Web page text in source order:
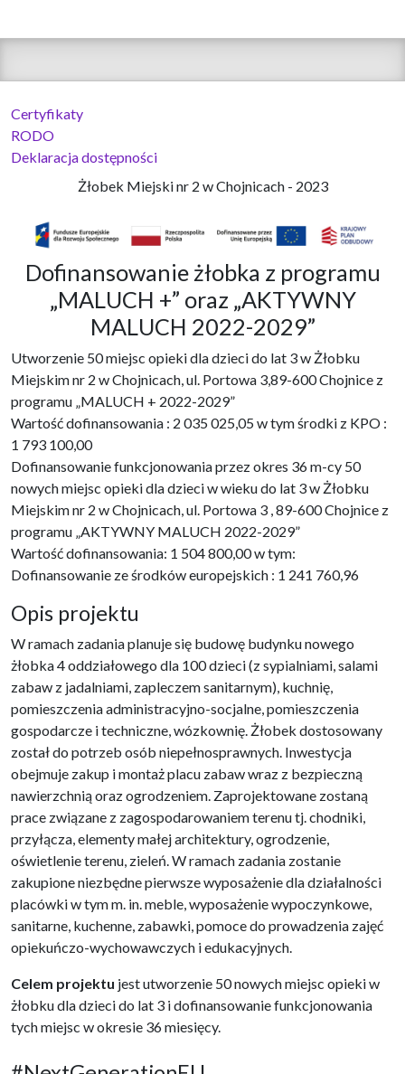
Certyfikaty
RODO
Deklaracja dostępności
Żłobek Miejski nr 2 w Chojnicach - 2023
Dofinansowanie żłobka z programu
„MALUCH +” oraz „AKTYWNY
MALUCH 2022-2029”
Utworzenie 50 miejsc opieki dla dzieci do lat 3 w Żłobku
Miejskim nr 2 w Chojnicach, ul. Portowa 3,89-600 Chojnice z
programu „MALUCH + 2022-2029”
Wartość dofinansowania : 2 035 025,05 w tym środki z KPO :
1 793 100,00
Dofinansowanie funkcjonowania przez okres 36 m-cy 50
nowych miejsc opieki dla dzieci w wieku do lat 3 w Żłobku
Miejskim nr 2 w Chojnicach, ul. Portowa 3 , 89-600 Chojnice z
programu „AKTYWNY MALUCH 2022-2029”
Wartość dofinansowania: 1 504 800,00 w tym:
Dofinansowanie ze środków europejskich : 1 241 760,96
Opis projektu
W ramach zadania planuje się budowę budynku nowego
żłobka 4 oddziałowego dla 100 dzieci (z sypialniami, salami
zabaw z jadalniami, zapleczem sanitarnym), kuchnię,
pomieszczenia administracyjno-socjalne, pomieszczenia
gospodarcze i techniczne, wózkownię. Żłobek dostosowany
został do potrzeb osób niepełnosprawnych. Inwestycja
obejmuje zakup i montaż placu zabaw wraz z bezpieczną
nawierzchnią oraz ogrodzeniem. Zaprojektowane zostaną
prace związane z zagospodarowaniem terenu tj. chodniki,
przyłącza, elementy małej architektury, ogrodzenie,
oświetlenie terenu, zieleń. W ramach zadania zostanie
zakupione niezbędne pierwsze wyposażenie dla działalności
placówki w tym m. in. meble, wyposażenie wypoczynkowe,
sanitarne, kuchenne, zabawki, pomoce do prowadzenia zajęć
opiekuńczo-wychowawczych i edukacyjnych.
Celem projektu jest utworzenie 50 nowych miejsc opieki w
żłobku dla dzieci do lat 3 i dofinansowanie funkcjonowania
tych miejsc w okresie 36 miesięcy.